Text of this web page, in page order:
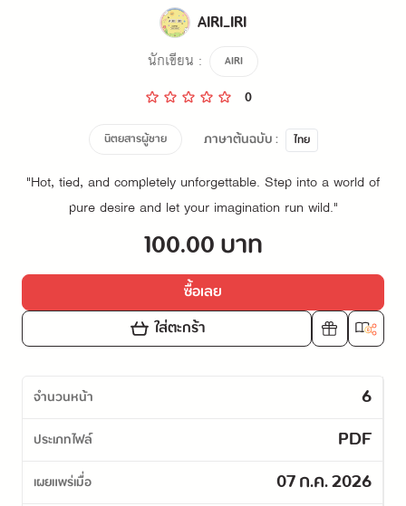
AIRI_IRI
นักเขียน : AIRI
0
นิตยสารผู้ชาย ภาษาต้นฉบับ : ไทย
"Hot, tied, and completely unforgettable. Step into a world of
pure desire and let your imagination run wild."
100.00 บาท
ซื้อเลย
ใส่ตะกร้า
จำนวนหน้า 6
ประเภทไฟล์ PDF
เผยแพร่เมื่อ 07 ก.ค. 2026